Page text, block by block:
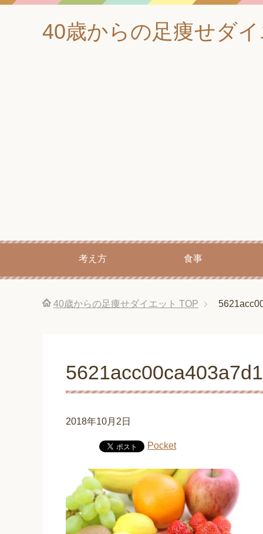
40歳からの足痩せダ
考え方 食事
40歳からの足痩せダイエット TOP
2018年10月2日
Pocket